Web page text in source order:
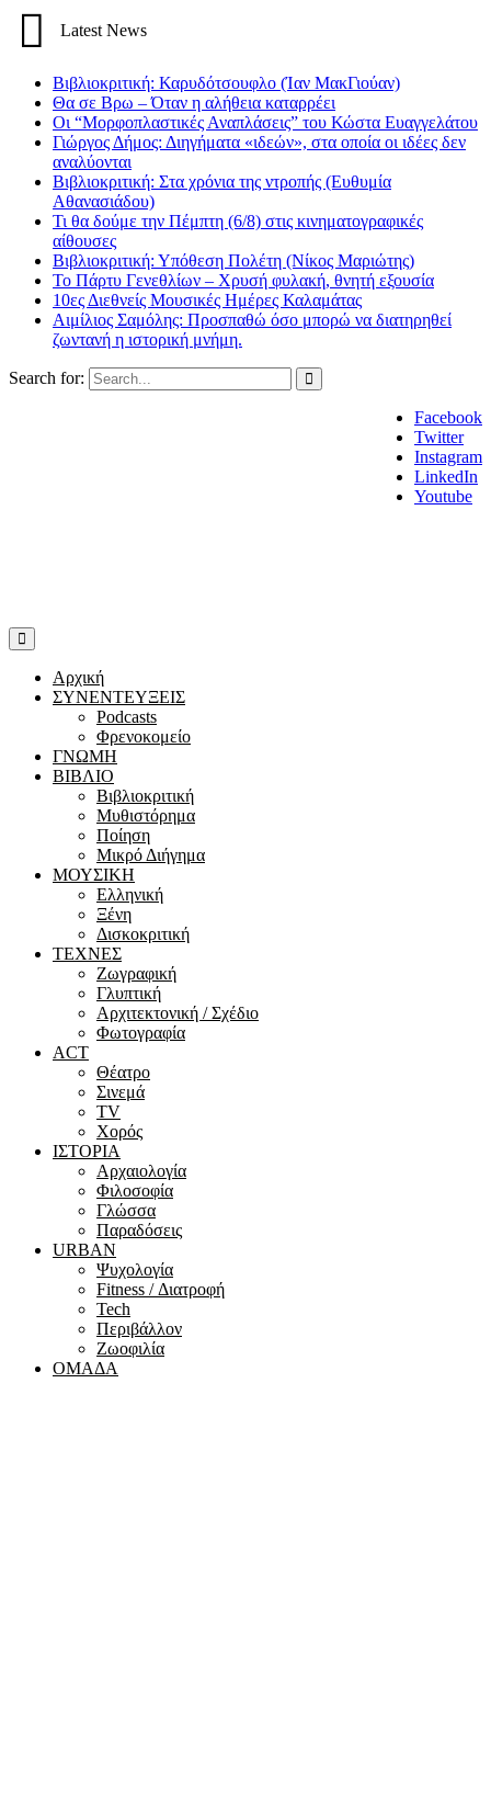
Latest News
Βιβλιοκριτική: Καρυδότσουφλο (Ίαν ΜακΓιούαν)
Θα σε Βρω – Όταν η αλήθεια καταρρέει
Οι “Μορφοπλαστικές Αναπλάσεις” του Κώστα Ευαγγελάτου
Γιώργος Δήμος: Διηγήματα «ιδεών», στα οποία οι ιδέες δεν
αναλύονται
Βιβλιοκριτική: Στα χρόνια της ντροπής (Ευθυμία
Αθανασιάδου)
Τι θα δούμε την Πέμπτη (6/8) στις κινηματογραφικές
αίθουσες
Βιβλιοκριτική: Υπόθεση Πολέτη (Νίκος Μαριώτης)
Το Πάρτυ Γενεθλίων – Χρυσή φυλακή, θνητή εξουσία
10ες Διεθνείς Μουσικές Ημέρες Καλαμάτας
Αιμίλιος Σαμόλης: Προσπαθώ όσο μπορώ να διατηρηθεί
ζωντανή η ιστορική μνήμη.
Search for:
Facebook
Twitter
Instagram
LinkedIn
Youtube
Αρχική
ΣΥΝΕΝΤΕΥΞΕΙΣ
Podcasts
Φρενοκομείο
ΓΝΩΜΗ
ΒΙΒΛΙΟ
Βιβλιοκριτική
Μυθιστόρημα
Ποίηση
Μικρό Διήγημα
ΜΟΥΣΙΚΗ
Ελληνική
Ξένη
Δισκοκριτική
ΤΕΧΝΕΣ
Ζωγραφική
Γλυπτική
Αρχιτεκτονική / Σχέδιο
Φωτογραφία
ACT
Θέατρο
Σινεμά
ΤV
Χορός
ΙΣΤΟΡΙΑ
Αρχαιολογία
Φιλοσοφία
Γλώσσα
Παραδόσεις
URBAN
Ψυχολογία
Fitness / Διατροφή
Tech
Περιβάλλον
Ζωοφιλία
ΟΜΑΔΑ